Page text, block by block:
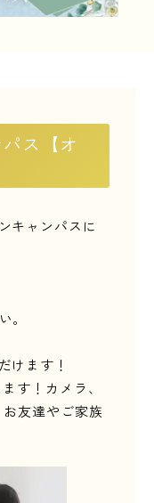
ス【オ
キャンパスに
。
けます！
す！カメラ、
友達やご家族